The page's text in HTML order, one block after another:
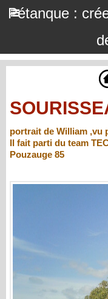
Pétanque :
portrait de William ,vu
Il fait parti du team
Pouzauge 85